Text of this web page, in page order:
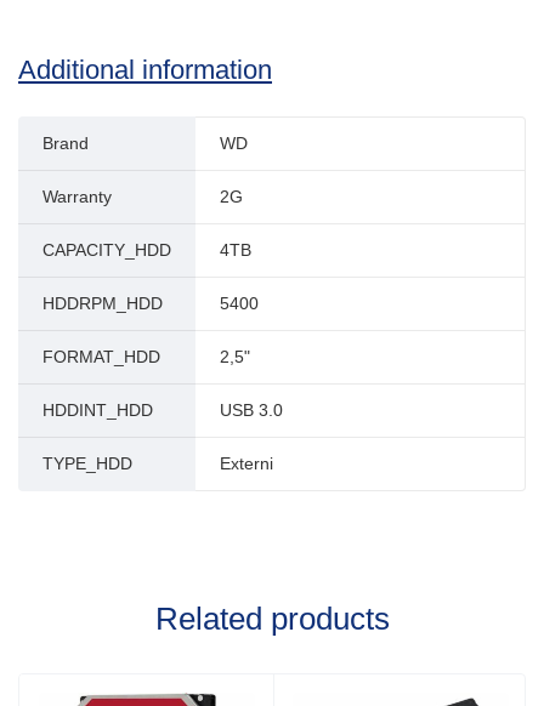
Additional information
Brand WD
Warranty 2G
CAPACITY_HDD 4TB
HDDRPM_HDD 5400
FORMAT_HDD 2,5"
HDDINT_HDD USB 3.0
TYPE_HDD Externi
Related products